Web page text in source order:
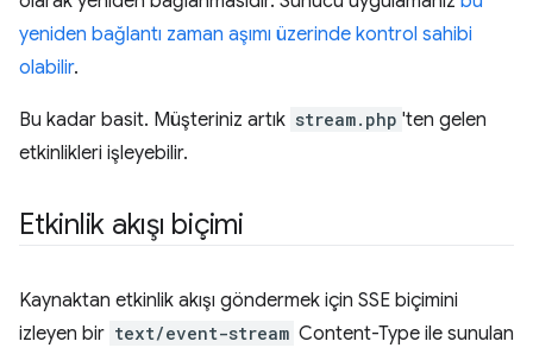
yeniden bağlantı zaman aşımı üzerinde kontrol sahibi
olabilir.
Bu kadar basit. Müşteriniz artık stream.php 'ten gelen
etkinlikleri işleyebilir.
Etkinlik akışı biçimi
Kaynaktan etkinlik akışı göndermek için SSE biçimini
izleyen bir text/event-stream Content-Type ile sunulan